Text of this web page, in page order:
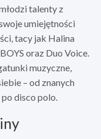
talenty z
umiejętności
tacy jak Halina
oraz Duo Voice.
muzyczne,
– od znanych
disco polo.